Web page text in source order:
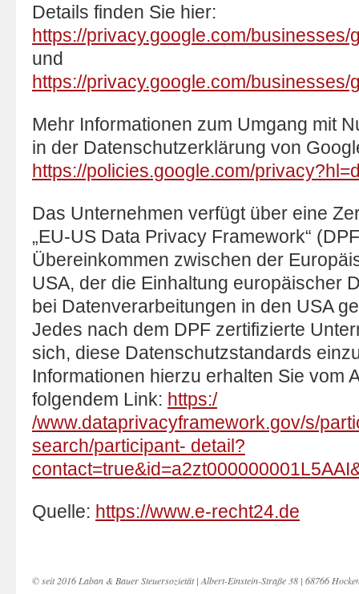
Details finden Sie hier:
https://privacy.google.com/businesses/
und
https://privacy.google.com/
Mehr Informationen zum Umgang mit
in der Datenschutzerklärung von
https://policies.google.com/
Das Unternehmen verfügt über eine
„EU-US Data Privacy Framework“
Übereinkommen zwischen der
USA, der die Einhaltung europäischer
bei Datenverarbeitungen in den USA
Jedes nach dem DPF zertifizierte
sich, diese Datenschutzstandards
Informationen hierzu erhalten Sie vom
folgendem Link: https:/
/www.dataprivacyframework.gov/s/
search/participant- detail?
Quelle: https://www.e-recht24.de
© seit 2016 Laban & Bauer Steuersozietät | Albert-Einstein-Straße 38 | 68766